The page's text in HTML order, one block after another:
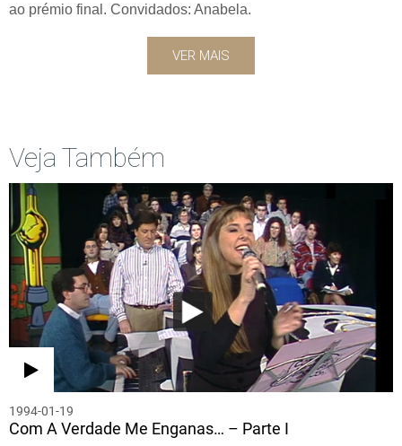
ao prémio final. Convidados: Anabela.
VER MAIS
Veja Também
1994-01-19
Com A Verdade Me Enganas… – Parte I